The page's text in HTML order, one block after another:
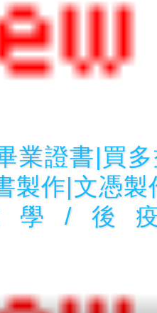
業證書|買
製作|文憑製
學/後